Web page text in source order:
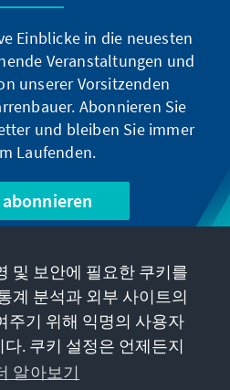
Einblicke in die neuesten
Veranstaltungen und
unserer Vorsitzenden
Abonnieren Sie
und bleiben Sie immer
Laufenden.
및 보안에 필요한 쿠키를
계 분석과 외부 사이트의
주기 위해 익명의 사용자
. 쿠키 설정은 언제든지
알아보기